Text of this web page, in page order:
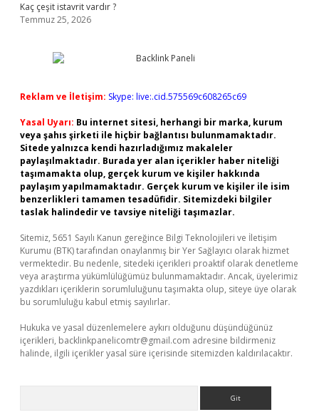
Kaç çeşit istavrit vardır ?
Temmuz 25, 2026
Reklam ve İletişim: Skype: live:.cid.575569c608265c69
Yasal Uyarı: Bu internet sitesi, herhangi bir marka, kurum
veya şahıs şirketi ile hiçbir bağlantısı bulunmamaktadır.
Sitede yalnızca kendi hazırladığımız makaleler
paylaşılmaktadır. Burada yer alan içerikler haber niteliği
taşımamakta olup, gerçek kurum ve kişiler hakkında
paylaşım yapılmamaktadır. Gerçek kurum ve kişiler ile isim
benzerlikleri tamamen tesadüfidir. Sitemizdeki bilgiler
taslak halindedir ve tavsiye niteliği taşımazlar.
Sitemiz, 5651 Sayılı Kanun gereğince Bilgi Teknolojileri ve İletişim
Kurumu (BTK) tarafından onaylanmış bir Yer Sağlayıcı olarak hizmet
vermektedir. Bu nedenle, sitedeki içerikleri proaktif olarak denetleme
veya araştırma yükümlülüğümüz bulunmamaktadır. Ancak, üyelerimiz
yazdıkları içeriklerin sorumluluğunu taşımakta olup, siteye üye olarak
bu sorumluluğu kabul etmiş sayılırlar.
Hukuka ve yasal düzenlemelere aykırı olduğunu düşündüğünüz
içerikleri, backlinkpanelicomtr@gmail.com adresine bildirmeniz
halinde, ilgili içerikler yasal süre içerisinde sitemizden kaldırılacaktır.